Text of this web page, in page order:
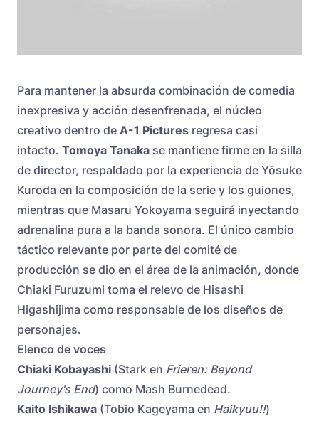
Para mantener la absurda combinación de comedia
inexpresiva y acción desenfrenada, el núcleo
creativo dentro de A-1 Pictures regresa casi
intacto. Tomoya Tanaka se mantiene firme en la silla
de director, respaldado por la experiencia de Yōsuke
Kuroda en la composición de la serie y los guiones,
mientras que Masaru Yokoyama seguirá inyectando
adrenalina pura a la banda sonora. El único cambio
táctico relevante por parte del comité de
producción se dio en el área de la animación, donde
Chiaki Furuzumi toma el relevo de Hisashi
Higashijima como responsable de los diseños de
personajes.
Elenco de voces
Chiaki Kobayashi (Stark en Frieren: Beyond
Journey's End) como Mash Burnedead.
Kaito Ishikawa (Tobio Kageyama en Haikyuu!!)